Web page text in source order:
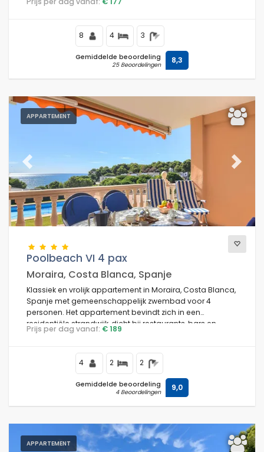
8 4 3
Gemiddelde beoordeling
25 Beoordelingen 8,3
APPARTEMENT
Previous Next
Poolbeach VI 4 pax
Moraira, Costa Blanca, Spanje
Klassiek en vrolijk appartement in Moraira, Costa Blanca,
Spanje met gemeenschappelijk zwembad voor 4
personen. Het appartement bevindt zich in een
residentiële strandwijk, dicht bij restaurants, bars en
winkels, op 50 meter van het strand Playa Platgetes en
Prijs per dag vanaf: € 189
4 2 2
Gemiddelde beoordeling
4 Beoordelingen 9,0
APPARTEMENT